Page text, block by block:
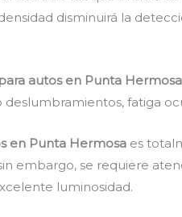
disminuirá la
autos en Punta Hermosa
fatiga
en Punta Hermosa es
embargo, se requiere
luminosidad.